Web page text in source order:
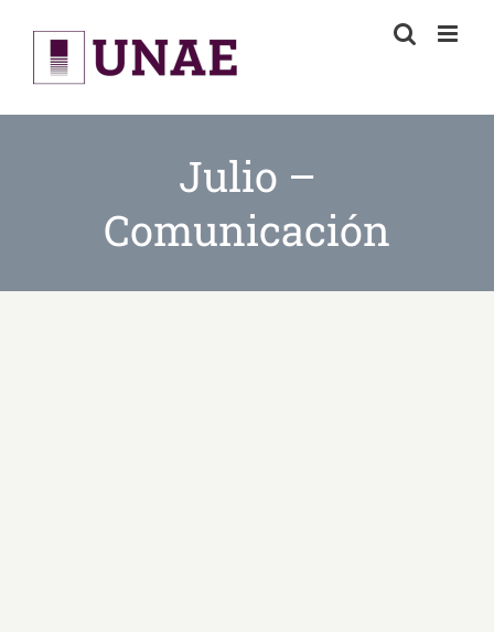
content
Julio –
Comunicación